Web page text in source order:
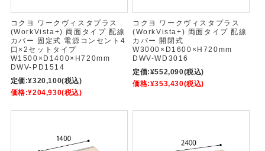
コクヨ ワークヴィスタプラス
(WorkVista+) 両面タイプ 配線
カバー 固定式 電源コンセント4
口×2セットタイプ
W1500×D1400×H720mm
DWV-PD1514
定価:¥320,100(税込)
価格:¥204,930(税込)
コクヨ ワークヴィスタプラス
(WorkVista+) 両面タイプ 配線
カバー 開閉式
W3000×D1600×H720mm
DWV-WD3016
定価:¥552,090(税込)
価格:¥353,430(税込)